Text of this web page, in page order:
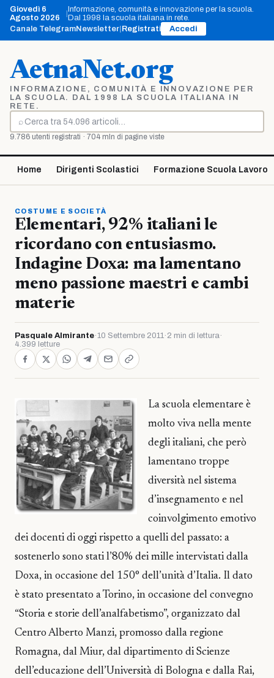
Vai
contenuto
Giovedì 6
Agosto 2026
Informazione, comunità e innovazione per la scuola.
Dal 1998 la scuola italiana in rete.
Canale TelegramNewsletter Registrati Accedi
AetnaNet.org
INFORMAZIONE, COMUNITÀ E INNOVAZIONE PER
LA SCUOLA. DAL 1998 LA SCUOLA ITALIANA IN
RETE.
⌕
Cerca
9.786 utenti registrati · 704 mln di pagine viste
Home Dirigenti Scolastici Formazione Scuola Lavoro
COSTUME E SOCIETÀ
Elementari, 92% italiani le
ricordano con entusiasmo.
Indagine Doxa: ma lamentano
meno passione maestri e cambi
materie
Pasquale Almirante·10 Settembre 2011· 2 min di lettura·
4.399 letture
La scuola elementare è
molto viva nella mente
degli italiani, che però
lamentano troppe
diversità nel sistema
d’insegnamento e nel
coinvolgimento emotivo
dei docenti di oggi rispetto a quelli del passato: a
sostenerlo sono stati l’80% dei mille intervistati dalla
Doxa, in occasione del 150° dell’unità d’Italia. Il dato
è stato presentato a Torino, in occasione del convegno
“Storia e storie dell’analfabetismo”, organizzato dal
Centro Alberto Manzi, promosso dalla regione
Romagna, dal Miur, dal dipartimento di Scienze
dell’educazione dell’Università di Bologna e dalla Rai,